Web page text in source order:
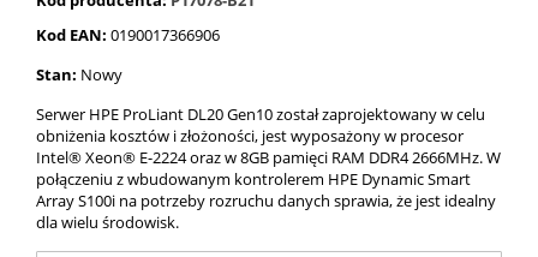
Kod EAN: 0190017366906
Stan: Nowy
Serwer HPE ProLiant DL20 Gen10 został zaprojektowany w celu
obniżenia kosztów i złożoności, jest wyposażony w procesor
Intel® Xeon® E-2224 oraz w 8GB pamięci RAM DDR4 2666MHz. W
połączeniu z wbudowanym kontrolerem HPE Dynamic Smart
Array S100i na potrzeby rozruchu danych sprawia, że ​​jest idealny
dla wielu środowisk.